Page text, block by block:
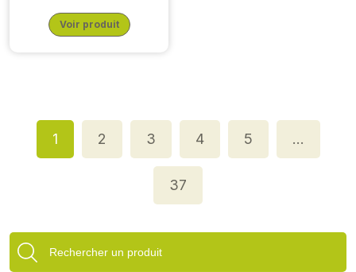
Voir produit
1 2 3 4 5 …
37